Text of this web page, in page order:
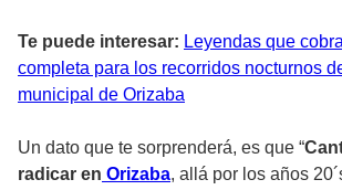
Te puede interesar: Leyendas que
completa para los recorridos nocturnos
municipal de Orizaba
Un dato que te sorprenderá, es que “
radicar en Orizaba, allá por los años